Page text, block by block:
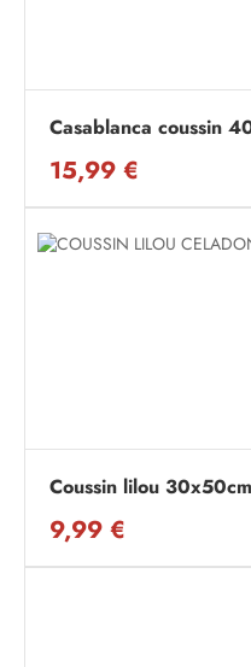
Casablanca coussin
15,99 €
Coussin lilou
9,99 €